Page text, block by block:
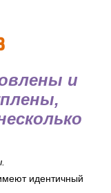
и
идентичный